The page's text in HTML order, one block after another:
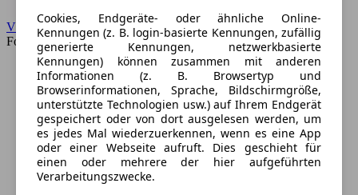
VW
Forum
Cookies, Endgeräte- oder ähnliche Online-
Kennungen (z. B. login-basierte Kennungen, zufällig
generierte Kennungen, netzwerkbasierte
Kennungen) können zusammen mit anderen
Informationen (z. B. Browsertyp und
Browserinformationen, Sprache, Bildschirmgröße,
unterstützte Technologien usw.) auf Ihrem Endgerät
gespeichert oder von dort ausgelesen werden, um
es jedes Mal wiederzuerkennen, wenn es eine App
oder einer Webseite aufruft. Dies geschieht für
einen oder mehrere der hier aufgeführten
Verarbeitungszwecke.